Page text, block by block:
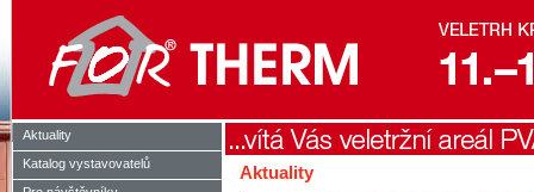
Aktuality
Katalog vystavovatelů
Aktuality